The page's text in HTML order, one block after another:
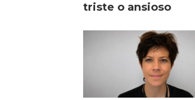
triste o ansioso